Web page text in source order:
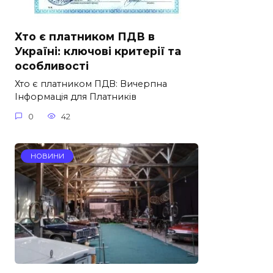
Хто є платником ПДВ в
Україні: ключові критерії та
особливості
Хто є платником ПДВ: Вичерпна
Інформація для Платників
0 42
НОВИНИ